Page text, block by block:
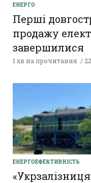
ЕНЕРГО
Перші
продажу
завершилися
1 хв на прочитання
ЕНЕРГОЕФЕКТИВНІСТЬ